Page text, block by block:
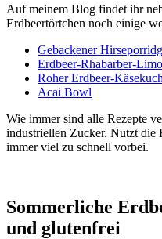
Auf meinem Blog findet ihr
Erdbeertörtchen noch einige
Gebackener
Erdbeer-Rhabarber-
Roher Erdbeer-
Acai Bowl
Wie immer sind alle Rezepte
industriellen Zucker. Nutzt die
immer viel zu schnell vorbei.
Sommerliche
und glutenfrei